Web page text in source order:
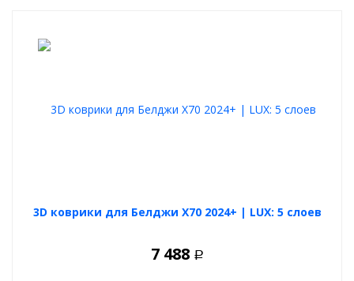
3D коврики для Белджи Х70 2024+ | LUX: 5 слоев
7 488 Р